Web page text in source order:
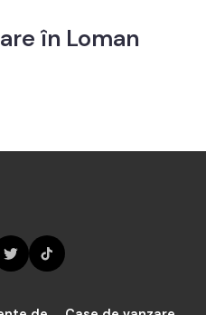
în Loman
și actualizate de Terenuri
TABOO Imobiliare